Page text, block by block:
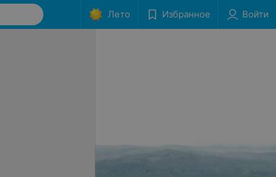
Лето Избранное Войти